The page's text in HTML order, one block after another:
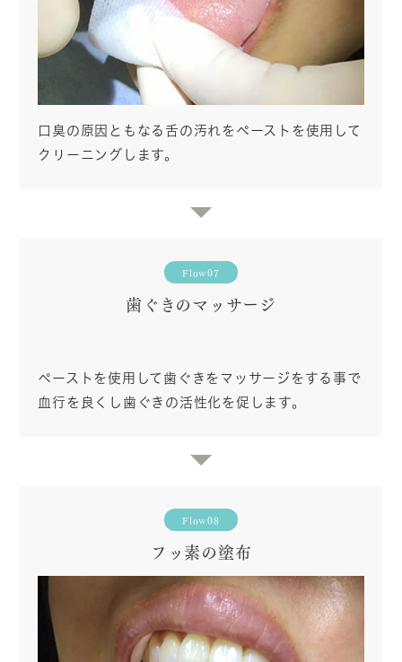
口臭の原因ともなる舌の汚れをペーストを使用して
クリーニングします。
Flow07
歯ぐきのマッサージ
ペーストを使用して歯ぐきをマッサージをする事で
血行を良くし歯ぐきの活性化を促します。
Flow08
フッ素の塗布